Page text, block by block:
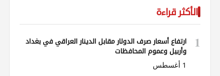
الأكثر قراءة
1
ارتفاع أسعار صرف الدولار مقابل الدينار العراقي في بغداد
وأربيل وعموم المحافظات
1 أغسطس